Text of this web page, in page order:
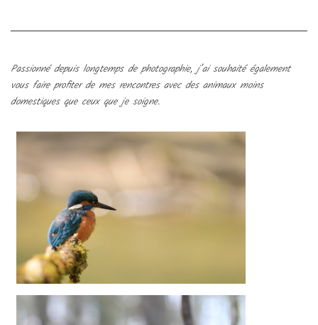
Passionné depuis longtemps de photographie, j’ai souhaité également
vous faire profiter de mes rencontres avec des animaux moins
domestiques que ceux que je soigne.